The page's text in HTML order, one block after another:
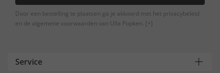
Door een bestelling te plaatsen ga je akkoord met het privacybeleid
en de algemene voorwaarden van Ulla Popken. [+]
Service